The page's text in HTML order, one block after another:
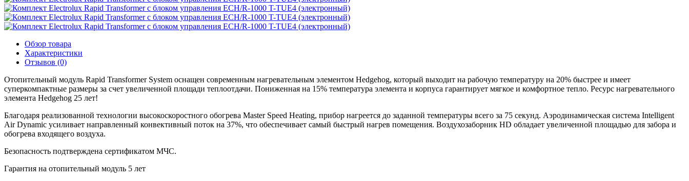
Обзор товара
Характеристики
Отзывов (0)
Отопительный модуль Rapid Transformer System оснащен современным нагревательным элементом Hedgehog, который выходит на рабочую температуру на 20% быстрее и имеет
суперкомпактные размеры за счет увеличенной площади теплоотдачи. Пониженная на 15% температура элемента и корпуса гарантирует мягкое и комфортное тепло. Ресурс нагревательного
элемента Hedgehog 25 лет!
Благодаря реализованной технологии высокоскоростного обогрева Master Speed Heating, прибор нагреется до заданной температуры всего за 75 секунд. Аэродинамическая система Intelligent
Air Dynamic усиливает направленный конвективный поток на 37%, что обеспечивает самый быстрый нагрев помещения. Воздухозаборник HD обладает увеличенной площадью для забора и
обогрева входящего воздуха.
Безопасность подтверждена сертификатом МЧС.
Гарантия на отопительный модуль 5 лет